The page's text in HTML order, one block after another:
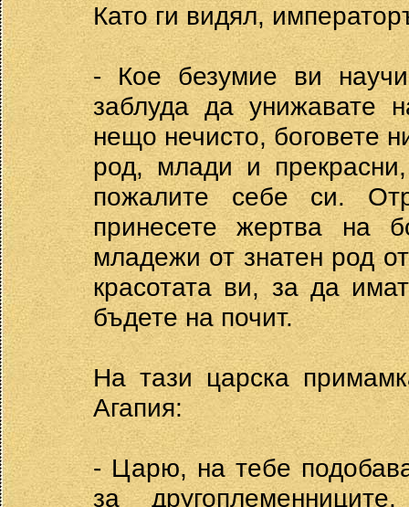
Като ги видял,
- Кое безумие ви
заблуда да унижавате
нещо нечисто, боговете
род, млади и
пожалите себе си.
принесете жертва на
младежи от знатен род
красотата ви, за да
бъдете на почит.
На тази царска
Агапия:
- Царю, на тебе
за